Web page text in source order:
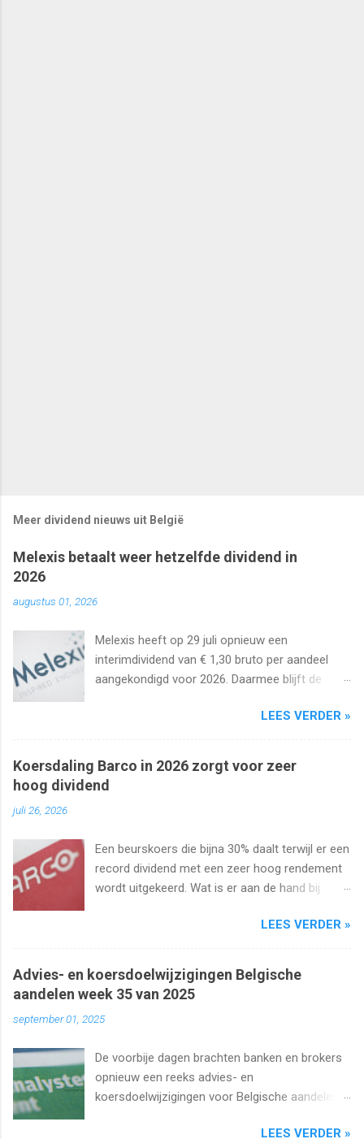
Meer dividend nieuws uit België
Melexis betaalt weer hetzelfde dividend in
2026
augustus 01, 2026
Melexis heeft op 29 juli opnieuw een
interimdividend van € 1,30 bruto per aandeel
aangekondigd voor 2026. Daarmee blijft de
LEES VERDER »
Koersdaling Barco in 2026 zorgt voor zeer
hoog dividend
juli 26, 2026
Een beurskoers die bijna 30% daalt terwijl er een
record dividend met een zeer hoog rendement
wordt uitgekeerd. Wat is er aan de hand bij
uiteraard het dividend. Kan dat wel zo hoog
LEES VERDER »
Advies- en koersdoelwijzigingen Belgische
aandelen week 35 van 2025
september 01, 2025
De voorbije dagen brachten banken en brokers
opnieuw een reeks advies- en
koersdoelwijzigingen voor Belgische aandelen.
augustus t/m 1 september 2025 met onder
LEES VERDER »